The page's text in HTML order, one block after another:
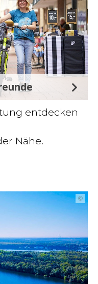
entdecken
Nähe.
©